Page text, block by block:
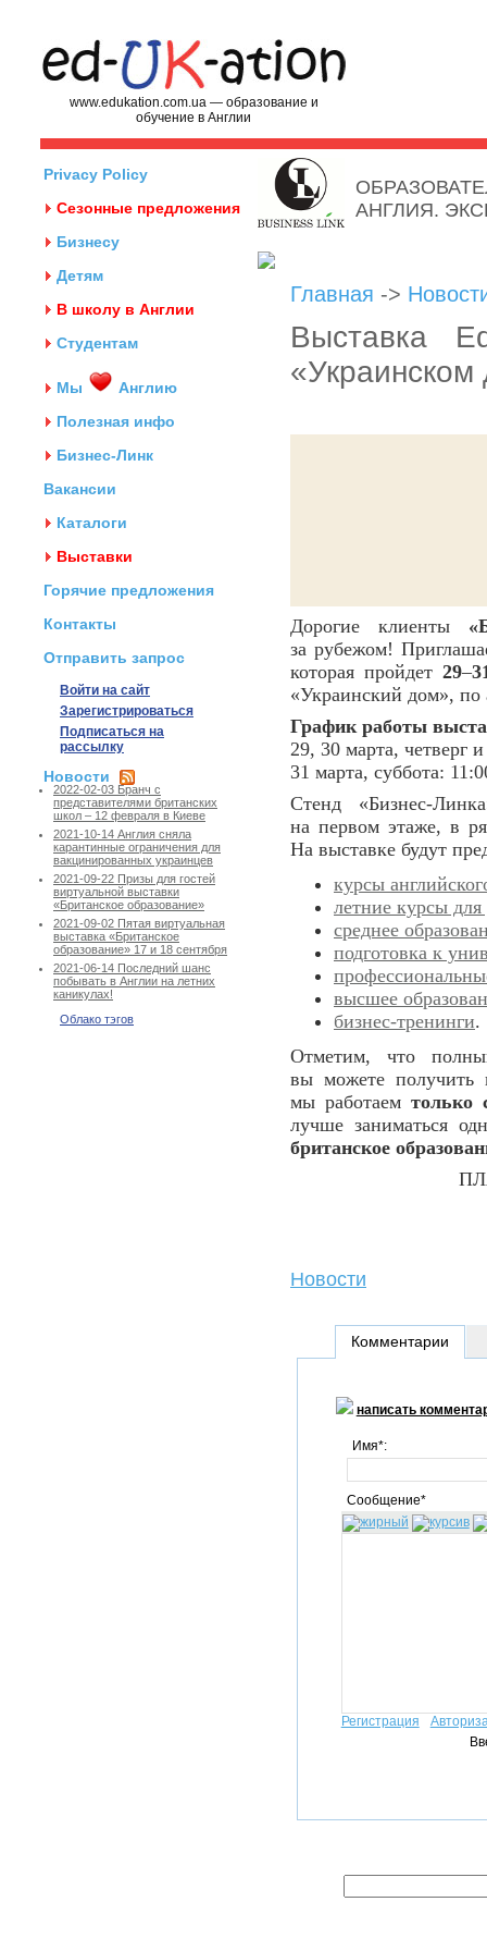
www.edukation.com.ua — образование и
обучение в Англии
Privacy Policy
Сезонные предложения
Бизнесу
Детям
В школу в Англии
Студентам
Мы
Англию
Полезная инфо
Бизнес-Линк
Вакансии
Каталоги
Выставки
Горячие предложения
Контакты
Отправить запрос
Войти на сайт
Зарегистрироваться
Подписаться на
рассылку
Новости
2022-02-03 Бранч с
представителями британских
школ – 12 февраля в Киеве
2021-10-14 Англия сняла
карантинные ограничения для
вакцинированных украинцев
2021-09-22 Призы для гостей
виртуальной выставки
«Британское образование»
2021-09-02 Пятая виртуальная
выставка «Британское
образование» 17 и 18 сентября
2021-06-14 Последний шанс
побывать в Англии на летних
каникулах!
Облако тэгов
АНГЛИЯ.
Главная ->
Выставка
Дорогие клиенты
за рубежом!
которая пройдет 29–
«Украинский дом», по
График работы
29, 30 марта, четверг
31 марта, суббота:
Стенд «Бизнес-
на первом этаже, в
На выставке будут
курсы
летние курсы для
среднее
подготовка к
высшее
бизнес-тренинги.
Отметим, что
вы можете
мы работаем только
лучше заниматься
британское
Новости
Комментарии
написать
Имя*:
Сообщение*
Регистрация